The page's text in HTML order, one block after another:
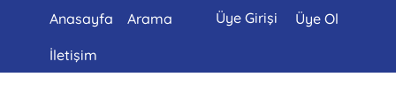
Anasayfa Arama Üye Girişi Üye Ol
İletişim